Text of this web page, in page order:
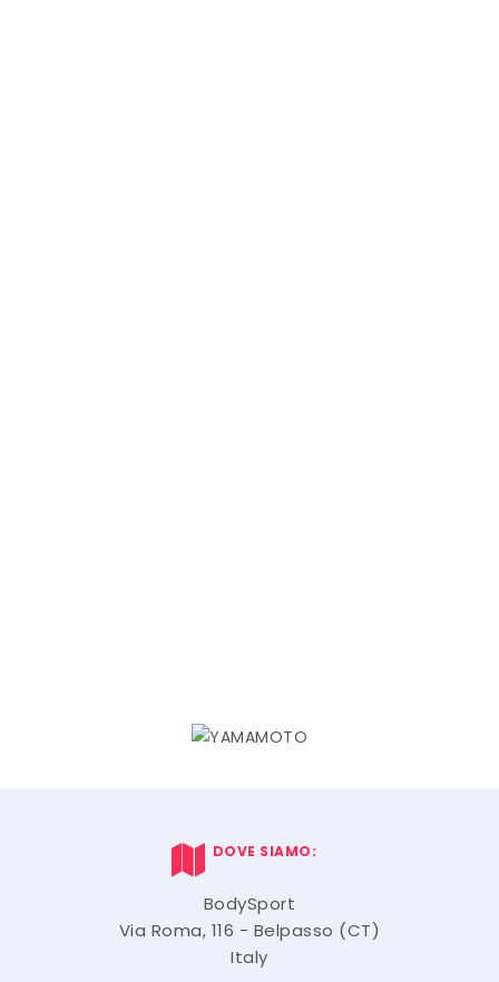
DOVE SIAMO:
BodySport
Via Roma, 116 - Belpasso (CT)
Italy